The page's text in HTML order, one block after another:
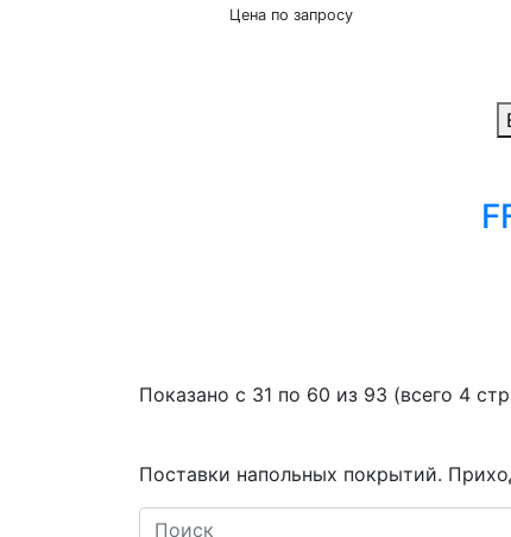
Цена по запросу
Показано с 31 по 60 из 93 (всего 4
Поставки напольных покрытий.
Search